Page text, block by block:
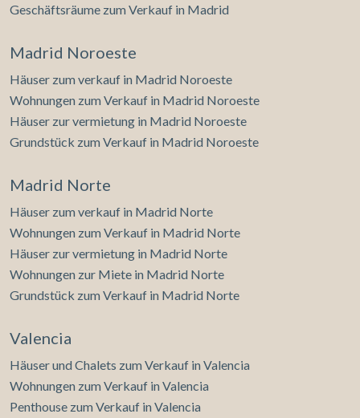
Geschäftsräume zum Verkauf in Madrid
Madrid Noroeste
Häuser zum verkauf in Madrid Noroeste
Wohnungen zum Verkauf in Madrid Noroeste
Häuser zur vermietung in Madrid Noroeste
Grundstück zum Verkauf in Madrid Noroeste
Madrid Norte
Häuser zum verkauf in Madrid Norte
Wohnungen zum Verkauf in Madrid Norte
Häuser zur vermietung in Madrid Norte
Wohnungen zur Miete in Madrid Norte
Grundstück zum Verkauf in Madrid Norte
Valencia
Häuser und Chalets zum Verkauf in Valencia
Wohnungen zum Verkauf in Valencia
Penthouse zum Verkauf in Valencia